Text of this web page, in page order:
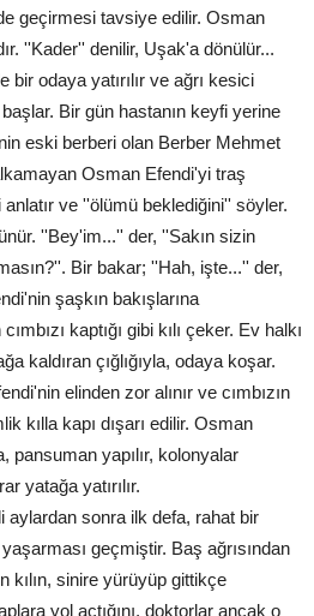
geçirmesi tavsiye edilir. Osman
''Kader'' denilir, Uşak'a dönülür...
odaya yatırılır ve ağrı kesici
Bir gün hastanın keyfi yerine
eski berberi olan Berber Mehmet
Osman Efendi'yi traş
ve ''ölümü beklediğini'' söyler.
''Bey'im...'' der, ''Sakın sizin
Bir bakar; ''Hah, işte...'' der,
şaşkın bakışlarına
kaptığı gibi kılı çeker. Ev halkı
kaldıran çığlığıyla, odaya koşar.
elinden zor alınır ve cımbızın
kılla kapı dışarı edilir. Osman
pansuman yapılır, kolonyalar
yatağa yatırılır.
aylardan sonra ilk defa, rahat bir
geçmiştir. Baş ağrısından
kılın, sinire yürüyüp gittikçe
yol açtığını, doktorlar ancak o